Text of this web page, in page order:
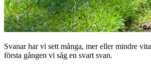
Svanar har vi sett många, mer eller mindre
första gången vi såg en svart svan.